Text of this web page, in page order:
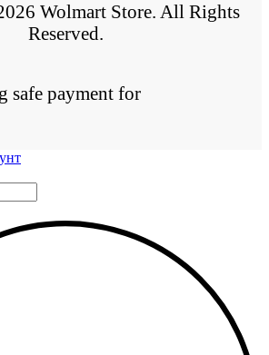
Wolmart Store. All Rights
Reserved.
safe payment for